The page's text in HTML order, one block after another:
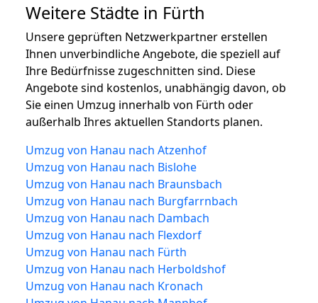
Weitere Städte in Fürth
Unsere geprüften Netzwerkpartner erstellen
Ihnen unverbindliche Angebote, die speziell auf
Ihre Bedürfnisse zugeschnitten sind. Diese
Angebote sind kostenlos, unabhängig davon, ob
Sie einen Umzug innerhalb von Fürth oder
außerhalb Ihres aktuellen Standorts planen.
Umzug von Hanau nach Atzenhof
Umzug von Hanau nach Bislohe
Umzug von Hanau nach Braunsbach
Umzug von Hanau nach Burgfarrnbach
Umzug von Hanau nach Dambach
Umzug von Hanau nach Flexdorf
Umzug von Hanau nach Fürth
Umzug von Hanau nach Herboldshof
Umzug von Hanau nach Kronach